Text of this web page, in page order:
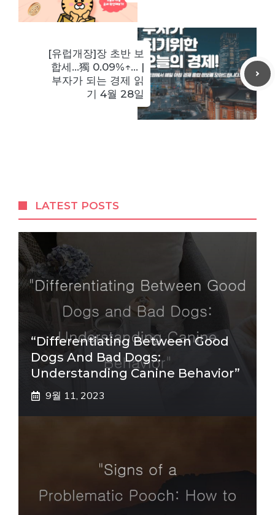
[유럽개장]장 초반 보
합세…獨 0.09%↑… |
부자가 되는 경제 읽
기 4월 28일
LATEST POSTS
“Differentiating Between Good
Dogs And Bad Dogs:
Understanding Canine Behavior”
9월 11, 2023